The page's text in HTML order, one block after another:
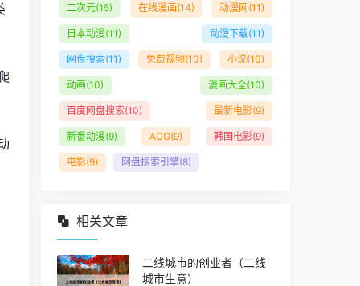
二次元(15) 在线漫画(14) 动漫网 (11)
日本动漫(11) 动漫下载(11)
网盘搜索(11) 免费视频(10) 小说(10)
动画(10) 漫画大全(10)
百度网盘搜索(10) 最新电影(9)
新番动漫(9) ACG(9) 韩国电影(9)
电影(9) 网盘搜索引擎(8)
相关文章
二线城市的创业者（二线
城市生意）